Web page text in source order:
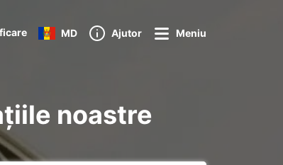
MD Ajutor Meniu
noastre